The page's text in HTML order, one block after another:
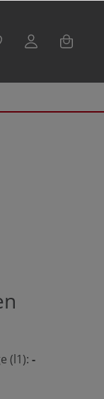
(l1): -